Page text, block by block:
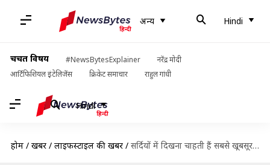
अन्य Hindi
चर्चित विषय #NewsBytesExplainer
नरेंद्र मोदी
आर्टिफिशियल इंटेलिजेंस
क्रिकेट समाचार राहुल गांधी
Hindi
होम / खबरें / लाइफस्टाइल की खबरें / सर्दियों में दिखना चाहती हैं सबसे खूबसूरत तो इन चार मेकअप टिप्स को करें फॉलो